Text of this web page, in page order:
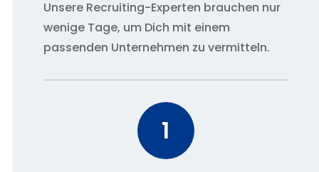
Unsere Recruiting-Experten brauchen nur
wenige Tage, um Dich mit einem
passenden Unternehmen zu vermitteln.
1